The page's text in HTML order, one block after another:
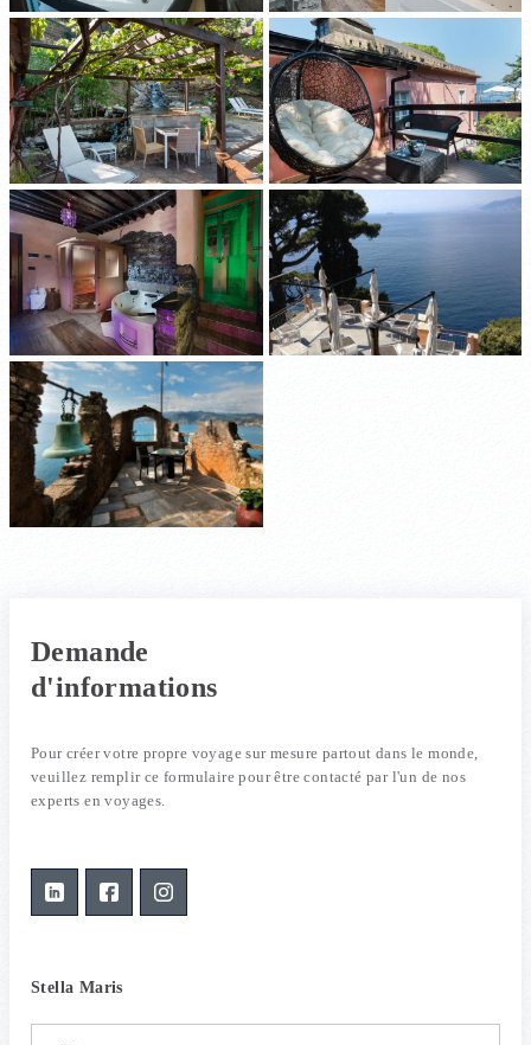
Demande
d'informations
Pour créer votre propre voyage sur mesure partout dans le monde,
veuillez remplir ce formulaire pour être contacté par l'un de nos
experts en voyages.
Stella Maris